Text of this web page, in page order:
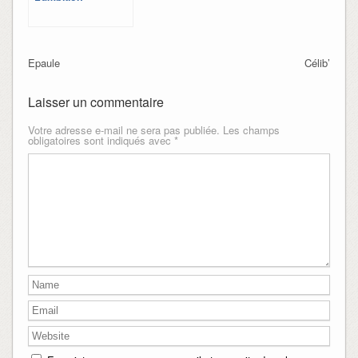
Célib’
Epaule
Laisser un commentaire
Votre adresse e-mail ne sera pas publiée. Les champs
obligatoires sont indiqués avec *